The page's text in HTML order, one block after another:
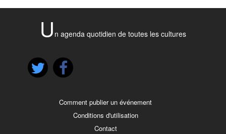
U n agenda quotidien de toutes les cultures
Comment publier un événement
Conditions d'utilisation
Contact